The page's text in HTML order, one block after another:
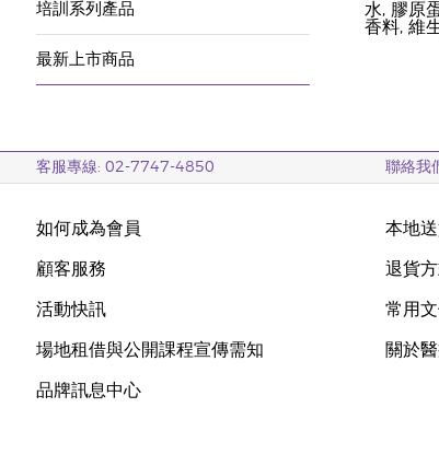
培訓系列產品
最新上市商品
水, 膠原
香料, 維
客服專線: 02-7747-4850 聯絡我
如何成為會員
顧客服務
活動快訊
場地租借與公開課程宣傳需知
品牌訊息中心
本地
退貨
常用
關於